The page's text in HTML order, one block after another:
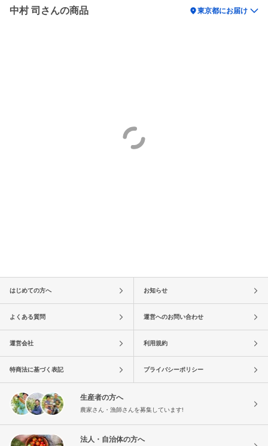
中村 司さんの商品 location_on東京都にお届け
はじめての方へ お知らせ
よくある質問 運営へのお問い合わせ
運営会社 利用規約
特商法に基づく表記 プライバシーポリシー
生産者の方へ
農家さん・漁師さんを募集しています!
法人・自治体の方へ